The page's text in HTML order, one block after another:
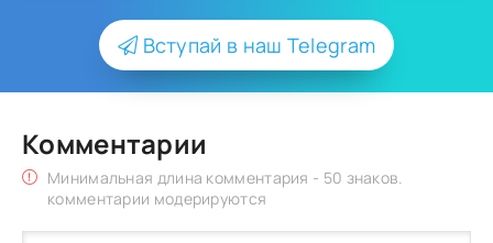
Вступай в наш Telegram
Комментарии
Минимальная длина комментария - 50 знаков.
комментарии модерируются